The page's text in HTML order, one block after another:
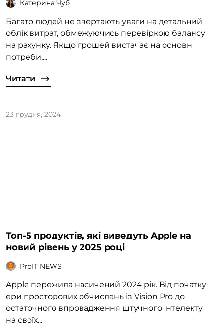
Катерина Чуб
Багато людей не звертають уваги на детальний
облік витрат, обмежуючись перевіркою балансу
на рахунку. Якщо грошей вистачає на основні
потреби,...
Читати
23 грудня, 2024
Топ-5 продуктів, які виведуть Apple на
новий рівень у 2025 році
ProIT NEWS
Apple пережила насичений 2024 рік. Від початку
ери просторових обчислень із Vision Pro до
остаточного впровадження штучного інтелекту
на своїх...